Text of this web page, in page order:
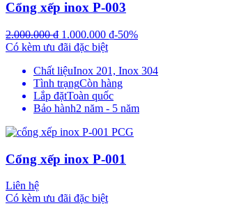
Cổng xếp inox P-003
2.000.000₫ 1.000.000 ₫-50%
Có kèm ưu đãi đặc biệt
Chất liệuInox 201, Inox 304
Tình trạngCòn hàng
Lắp đặtToàn quốc
Bảo hành2 năm - 5 năm
Cổng xếp inox P-001
Liên hệ
Có kèm ưu đãi đặc biệt